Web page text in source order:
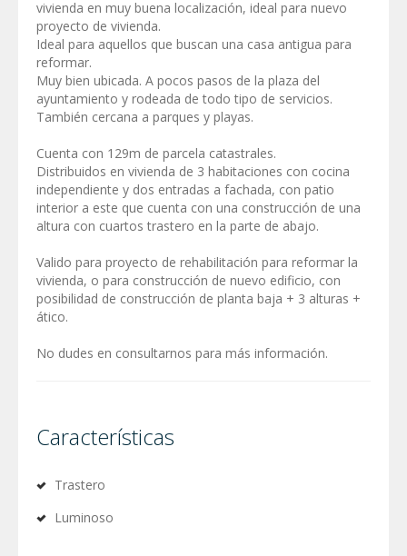
vivienda en muy buena localización, ideal para nuevo
proyecto de vivienda.
Ideal para aquellos que buscan una casa antigua para
reformar.
Muy bien ubicada. A pocos pasos de la plaza del
ayuntamiento y rodeada de todo tipo de servicios.
También cercana a parques y playas.
Cuenta con 129m de parcela catastrales.
Distribuidos en vivienda de 3 habitaciones con cocina
independiente y dos entradas a fachada, con patio
interior a este que cuenta con una construcción de una
altura con cuartos trastero en la parte de abajo.
Valido para proyecto de rehabilitación para reformar la
vivienda, o para construcción de nuevo edificio, con
posibilidad de construcción de planta baja + 3 alturas +
ático.
No dudes en consultarnos para más información.
Características
Trastero
Luminoso